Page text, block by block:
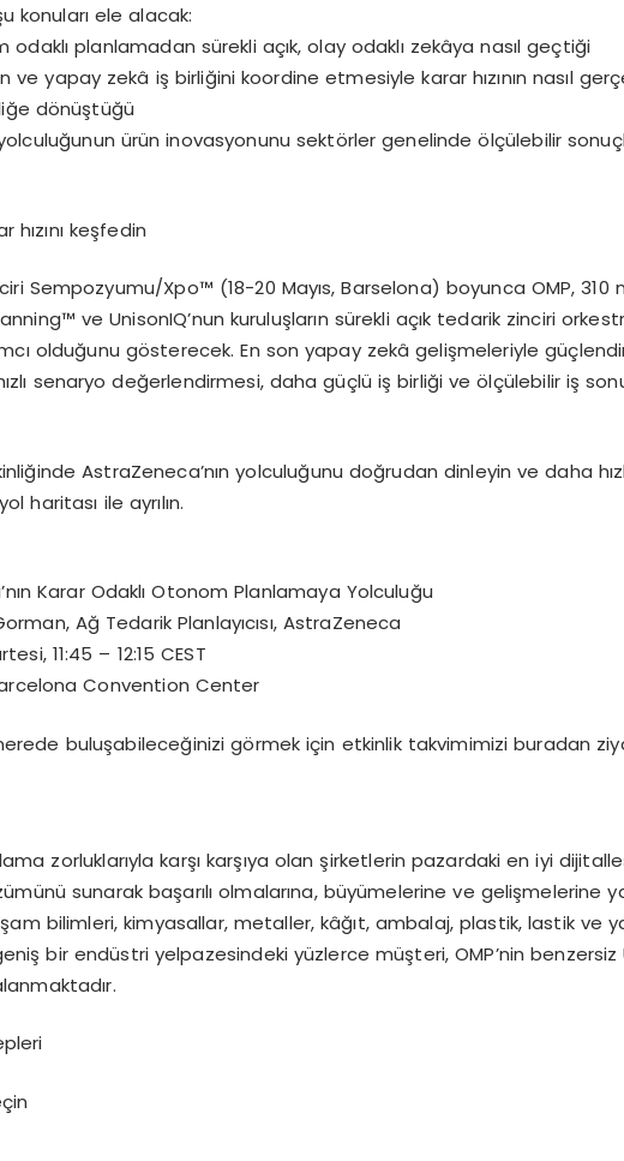
u konuları ele alacak:
odaklıplanlamadan sürekli açık, olay odaklı zekâya nasıl geçtiği
ve yapay zekâ iş birliğini koordine etmesiyle karar hızının nasıl gerç
ğe dönüştüğü
ğunun ürün inovasyonunu sektörler genelindeölçülebilir sonuç
hızını keşfedin
Sempozyumu/Xpo™ (18-20 Mayıs, Barselona) boyunca OMP, 310
™ ve UnisonIQ’nun kuruluşların sürekli açık tedarik zinciri
ı olduğunu gösterecek. En son yapay zekâgelişmeleriyle güç
ızlı senaryo değerlendirmesi, daha güçlü işbirliği veölçülebilir iş
ğinde AstraZeneca’nın yolculuğunu doğrudan dinleyin ve daha hı
haritası ile ayrılın.
’nın Karar OdaklıOtonom Planlamaya Yolculuğu
Ağ Tedarik Planlayıcısı, AstraZeneca
11:45 – 12:15 CEST
Convention Center
buluşabileceğinizi görmek için etkinlik takvimimizi buradan
zorluklarıyla karşı karşıya olan şirketlerin pazardaki en iyi dijitalle
ümünü sunarak başarılıolmalarına, büyümelerine ve gelişmelerine
şam bilimleri, kimyasallar, metaller, kâğıt, ambalaj, plastik, lastik ve
şbir endüstri yelpazesindeki yüzlerce müşteri, OMP’nin benzersiz
ır.
çin